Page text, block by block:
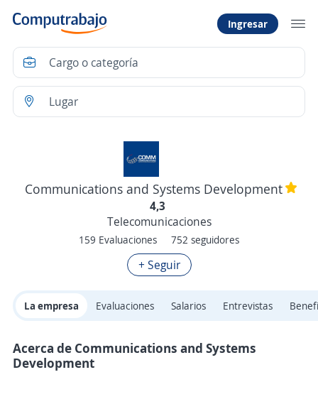
Ingresar
Communications and Systems Development
4,3
Telecomunicaciones
159 Evaluaciones 752 seguidores
+ Seguir
La empresa Evaluaciones Salarios Entrevistas
Acerca de Communications and Systems
Development